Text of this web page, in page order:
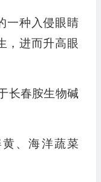
一种入侵眼睛
，进而升高眼
长春胺生物碱
黄、海洋蔬菜